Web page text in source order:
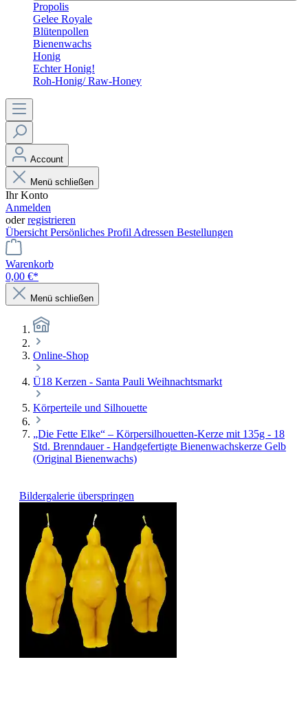
Propolis
Gelee Royale
Blütenpollen
Bienenwachs
Honig
Echter Honig!
Roh-Honig/ Raw-Honey
Account
Menü schließen
Ihr Konto
Anmelden
oderregistrieren
Übersicht Persönliches Profil Adressen Bestellungen
Warenkorb
0,00 €*
Menü schließen
Online-Shop
Ü18 Kerzen - Santa Pauli Weihnachtsmarkt
Körperteile und Silhouette
„Die Fette Elke“ – Körpersilhouetten-Kerze mit 135g - 18
Std. Brenndauer - Handgefertigte Bienenwachskerze Gelb
(Original Bienenwachs)
Bildergalerie überspringen